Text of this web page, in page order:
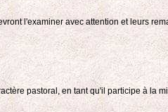
l'examiner avec attention et leurs
pastoral, en tant qu'il participe à la